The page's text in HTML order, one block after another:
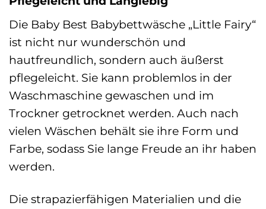
Die Baby Best Babybettwäsche „Little Fairy“
ist nicht nur wunderschön und
hautfreundlich, sondern auch äußerst
pflegeleicht. Sie kann problemlos in der
Waschmaschine gewaschen und im
Trockner getrocknet werden. Auch nach
vielen Wäschen behält sie ihre Form und
Farbe, sodass Sie lange Freude an ihr haben
werden.
Die strapazierfähigen Materialien und die